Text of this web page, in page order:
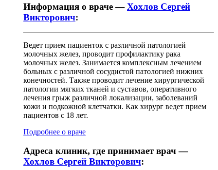
Информация о враче —Хохлов Сергей
Викторович:
Ведет прием пациенток с различной патологией
молочных желез, проводит профилактику рака
молочных желез. Занимается комплексным лечением
больных с различной сосудистой патологией нижних
конечностей. Также проводит лечение хирургической
патологии мягких тканей и суставов, оперативного
лечения грыж различной локализации, заболеваний
кожи и подкожной клетчатки. Как хирург ведет прием
пациентов с 18 лет.
Подробнее о враче
Адреса клиник, где принимает врач —
Хохлов Сергей Викторович: